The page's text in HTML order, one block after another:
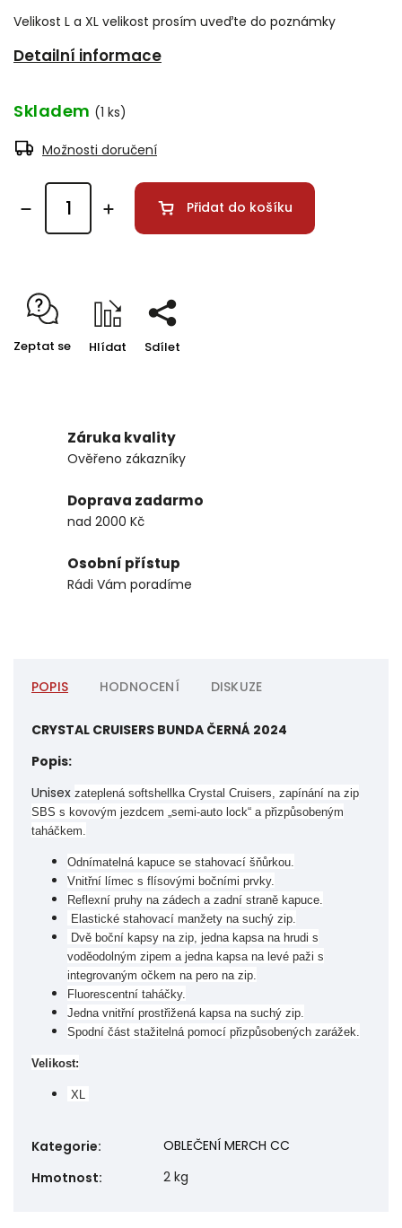
Velikost L a XL velikost prosím uveďte do poznámky
Detailní informace
Skladem (1 ks)
Možnosti doručení
Přidat do košíku
Zeptat se Hlídat Sdílet
Záruka kvality
Ověřeno zákazníky
Doprava zadarmo
nad 2000 Kč
Osobní přístup
Rádi Vám poradíme
POPIS HODNOCENÍ DISKUZE
CRYSTAL CRUISERS BUNDA ČERNÁ 2024
Popis:
Unisex zateplená softshellka Crystal Cruisers, zapínání na zip
SBS s kovovým jezdcem „semi-auto lock“ a přizpůsobeným
taháčkem.
Odnímatelná kapuce se stahovací šňůrkou.
Vnitřní límec s flísovými bočními prvky.
Reflexní pruhy na zádech a zadní straně kapuce.
Elastické stahovací manžety na suchý zip.
Dvě boční kapsy na zip, jedna kapsa na hrudi s
voděodolným zipem a jedna kapsa na levé paži s
integrovaným očkem na pero na zip.
Fluorescentní taháčky.
Jedna vnitřní prostřižená kapsa na suchý zip.
Spodní část stažitelná pomocí přizpůsobených zarážek.
Velikost:
XL
Kategorie:
OBLEČENÍ MERCH CC
Hmotnost: 2 kg